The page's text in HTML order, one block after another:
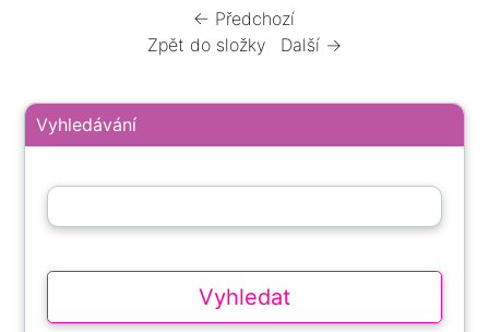
← Předchozí
Zpět do složky
Další →
Vyhledávání